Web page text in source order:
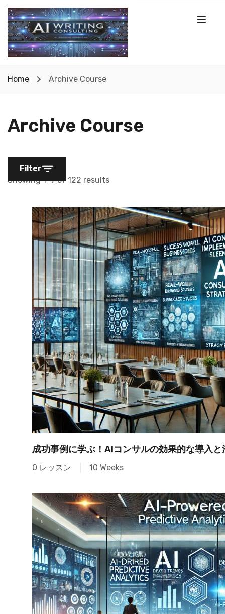
Home Archive Course
Archive Course
Filter
Showing 1-9 of 122 results
成功事例に学ぶ！AIコンサルの効果的な導入と
0 レッスン 10 Weeks